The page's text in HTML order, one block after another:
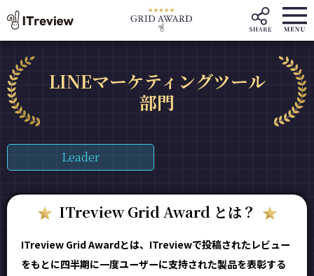
LINEマーケティングツール
部門
Leader
ITreview Grid Award とは？
ITreview Grid Awardとは、ITreviewで投稿されたレビュー
をもとに四半期に一度ユーザーに支持された製品を表彰する